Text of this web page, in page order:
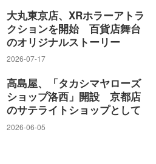
大丸東京店、XRホラーアトラ
クションを開始 百貨店舞台
のオリジナルストーリー
2026-07-17
高島屋、「タカシマヤローズ
ショップ洛西」開設 京都店
のサテライトショップとして
2026-06-05